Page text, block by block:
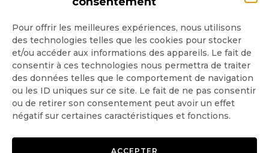
Pour offrir les meilleures expériences, nous utilisons
des technologies telles que les cookies pour stocker
et/ou accéder aux informations des appareils. Le fait de
consentir à ces technologies nous permettra de traiter
des données telles que le comportement de navigation
ou les ID uniques sur ce site. Le fait de ne pas consentir
ou de retirer son consentement peut avoir un effet
négatif sur certaines caractéristiques et fonctions.
ACCEPTER
Quotidienne
Hebdo
OK